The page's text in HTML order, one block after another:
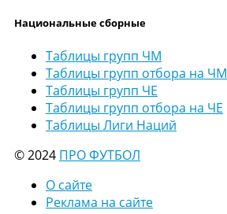
Национальные сборные
Таблицы групп ЧМ
Таблицы групп отбора на ЧМ
Таблицы групп ЧЕ
Таблицы групп отбора на ЧЕ
Таблицы Лиги Наций
© 2024 ПРО ФУТБОЛ
О сайте
Реклама на сайте